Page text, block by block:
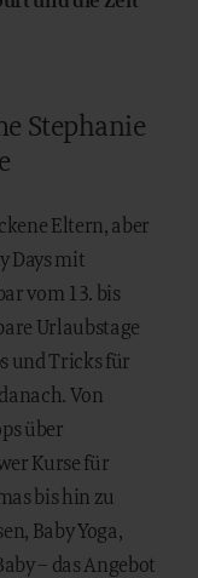
Stephanie
Eltern, aber
Days mit
vom 13. bis
Urlaubstage
und Tricks für
Von
über
Kurse für
bis hin zu
Baby Yoga,
– das Angebot